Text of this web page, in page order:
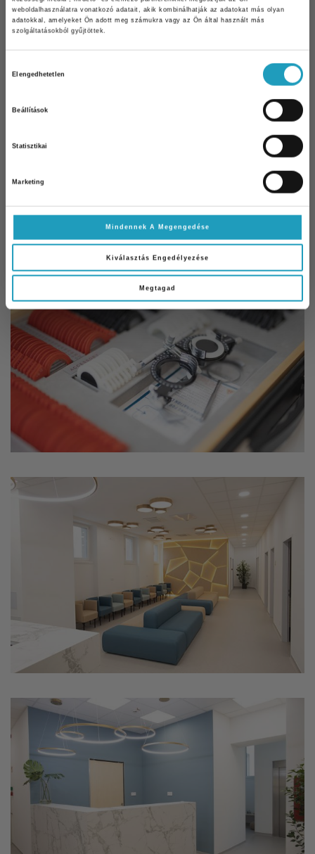
weboldalhasználatra vonatkozó adatait, akik kombinálhatják az adatokat más olyan
adatokkal, amelyeket Ön adott meg számukra vagy az Ön által használt más
szolgáltatásokból gyűjtöttek.
Elengedhetetlen
Beállítások
Statisztikai
Marketing
Mindennek A Megengedése
Kiválasztás Engedélyezése
Megtagad
10% kedvezmény Önnek
Email
Feliratkozom